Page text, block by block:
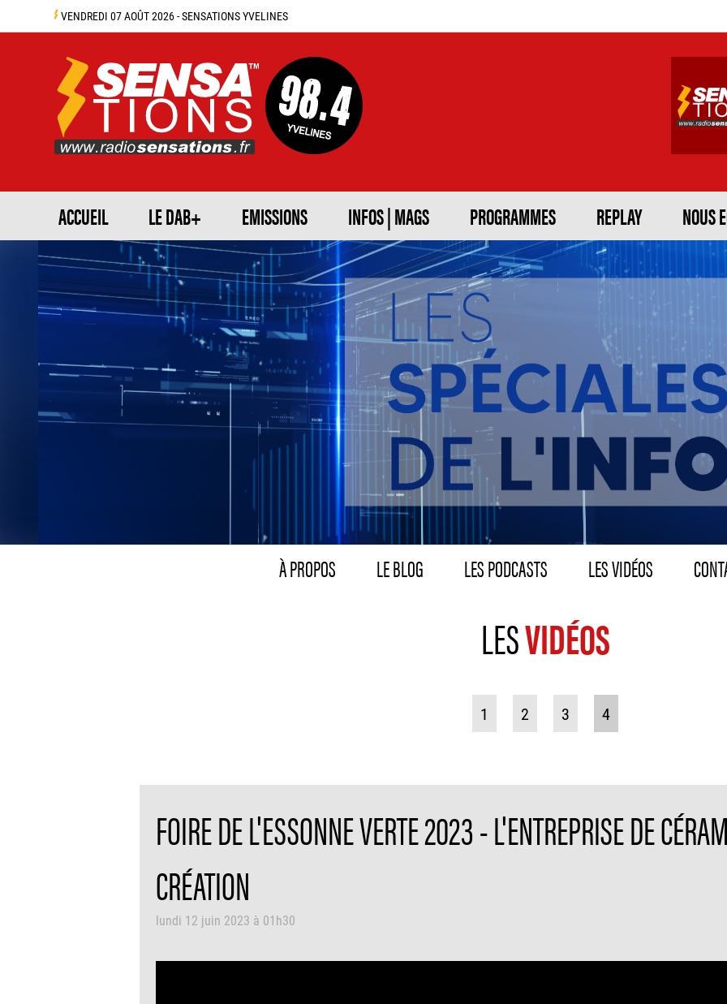
VENDREDI 07 AOÛT 2026 - SENSATIONS YVELINES
ACCUEIL LE DAB+ EMISSIONS INFOS | MAGS PROGRAMMES REPLAY NOUS
À PROPOS LE BLOG LES PODCASTS LES VIDÉOS
LESVIDÉOS
1 2 3 4
FOIRE DE L'ESSONNE VERTE 2023 - L'ENTREPRISE DE
CRÉATION
lundi 12 juin 2023 à 01h30